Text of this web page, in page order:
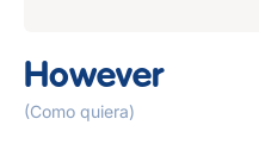
However
(Como quiera)